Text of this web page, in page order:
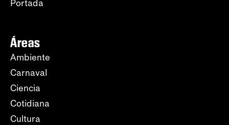
Portada
Áreas
Ambiente
Carnaval
Ciencia
Cotidiana
Cultura